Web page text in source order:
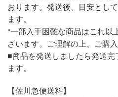
おります。発送後、目安とし
ます。
*一部入手困難な商品はこれ以
ざいます。ご理解の上、ご購
■商品を発送しましたら発送完
ます。
【佐川急便送料】